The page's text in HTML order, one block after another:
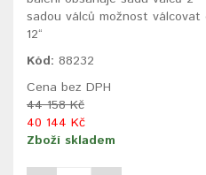
sadou válců možnost válcovat
12“
Kód: 88232
Cena bez DPH
44 158 Kč
40 144 Kč
Zboží skladem